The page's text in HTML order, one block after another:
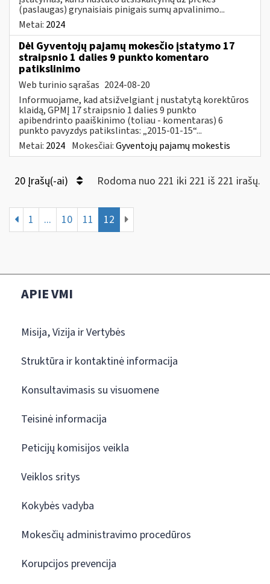
(paslaugas) grynaisiais pinigais sumų apvalinimo...
Metai: 2024
Dėl Gyventojų pajamų mokesčio įstatymo 17
straipsnio 1 dalies 9 punkto komentaro
patikslinimo
Web turinio sąrašas 2024-08-20
Informuojame, kad atsižvelgiant į nustatytą korektūros
klaidą, GPMĮ 17 straipsnio 1 dalies 9 punkto
apibendrinto paaiškinimo (toliau - komentaras) 6
punkto pavyzdys patikslintas: „2015-01-15“...
Metai: 2024 Mokesčiai:Gyventojų pajamų mokestis
20 Įrašų(-ai) Rodoma nuo 221 iki 221 iš 221 irašų.
1 ... 10 11 12
APIE VMI
Misija, Vizija ir Vertybės
Struktūra ir kontaktinė informacija
Konsultavimasis su visuomene
Teisinė informacija
Peticijų komisijos veikla
Veiklos sritys
Kokybės vadyba
Mokesčių administravimo procedūros
Korupcijos prevencija